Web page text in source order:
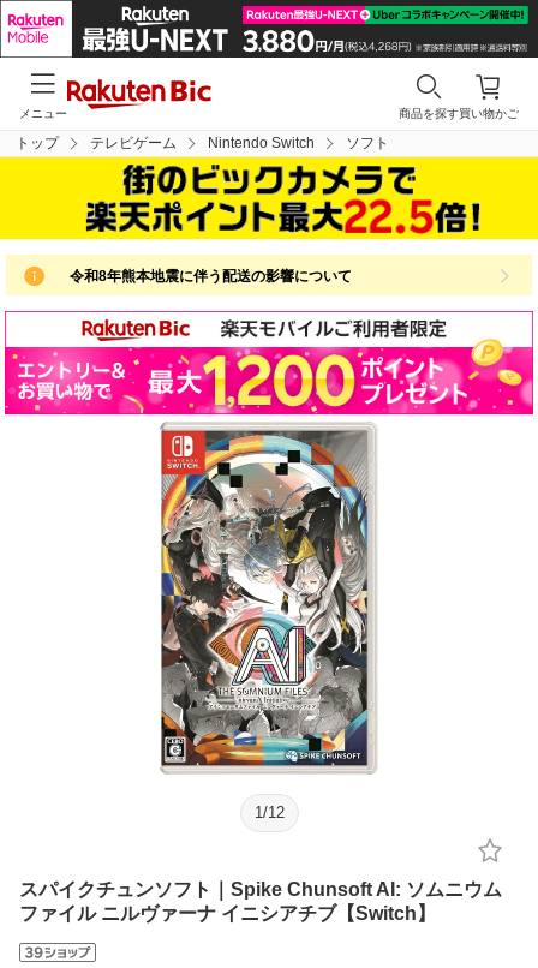
買い物かご
商品を探す
メニュー
トップ テレビゲーム Nintendo Switch ソフト
令和8年熊本地震に伴う配送の影響について
1 /12
スパイクチュンソフト｜Spike Chunsoft AI: ソムニウム
ファイル ニルヴァーナ イニシアチブ【Switch】